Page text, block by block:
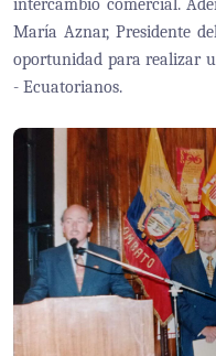
intercambio comercial.
María Aznar, Presidente
oportunidad para realizar
- Ecuatorianos.